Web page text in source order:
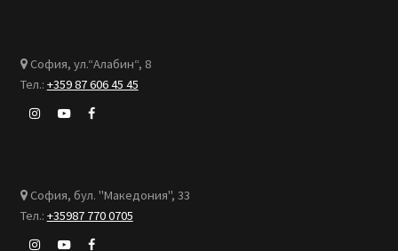
София, ул.“Алабин“, 8
Тел.: +359 87 606 45 45
София, бул. "Македония", 33
Тел.: +35987 770 0705